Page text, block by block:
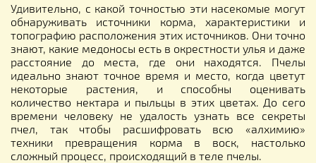
Удивительно, с какой точностью эти насекомые могут
обнаруживать источники корма, характеристики и
топографию расположения этих источников. Они точно
знают, какие медоносы есть в окрестности улья и даже
расстояние до места, где они находятся. Пчелы
идеально знают точное время и место, когда цветут
некоторые растения, и способны оценивать
количество нектара и пыльцы в этих цветах. До сего
времени человеку не удалость узнать все секреты
пчел, так чтобы расшифровать всю «алхимию»
техники превращения корма в воск, настолько
сложный процесс, происходящий в теле пчелы.